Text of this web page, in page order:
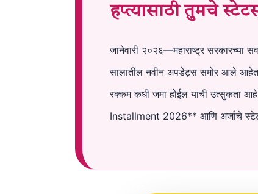
हप्त्यासाठी तुमचे
जानेवारी २०२६—महाराष्ट्र सरकारच्या
सालातील नवीन अपडेट्स समोर आले आहेत.
रक्कम कधी जमा होईल याची उत्सुकता
Installment 2026** आणि अर्जाचे